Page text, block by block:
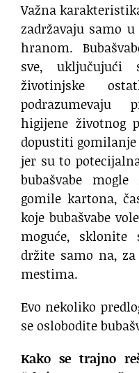
Važna
zadržavaju samo
hranom.
sve,
životinjske
podrazumevaju
higijene životnog
dopustiti
jer su to
bubašvabe
gomile kartona,
koje bubašvabe
moguće,
držite samo na, za
mestima.
Evo nekoliko
se oslobodite
Kako se trajno